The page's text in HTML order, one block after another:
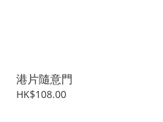
港片隨意門
HK$108.00